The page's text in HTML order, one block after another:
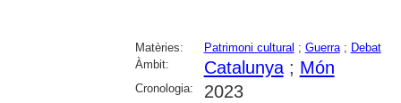
Matèries: Patrimoni cultural ; Guerra; Debat
Àmbit:
Catalunya; Món
Cronologia: 2023